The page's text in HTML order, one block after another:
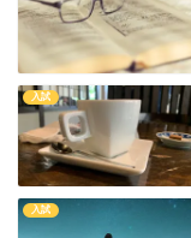
入試
入試